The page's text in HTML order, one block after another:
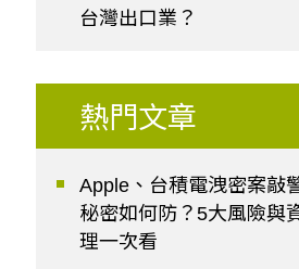
台灣出口業？
熱門文章
Apple、台積電洩密案敲
秘密如何防？5大風險與
理一次看